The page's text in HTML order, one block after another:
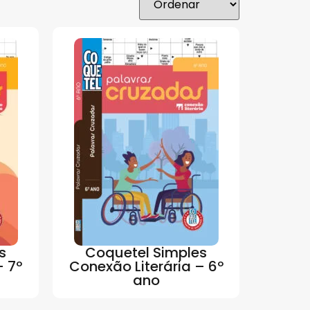
7º
Coquetel Simples
Conexão Literária – 6º
ano